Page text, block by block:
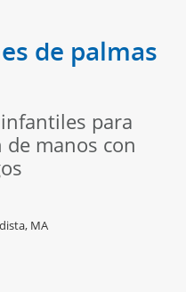
de palmas
para
manos con
MA